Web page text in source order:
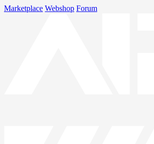
Marketplace Webshop Forum